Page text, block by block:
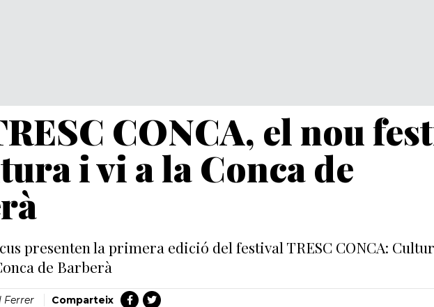
CONCA, el nou
i vi a la Conca de
presenten la primera edició del festival TRESC CONCA:
de Barberà
Ferrer Comparteix